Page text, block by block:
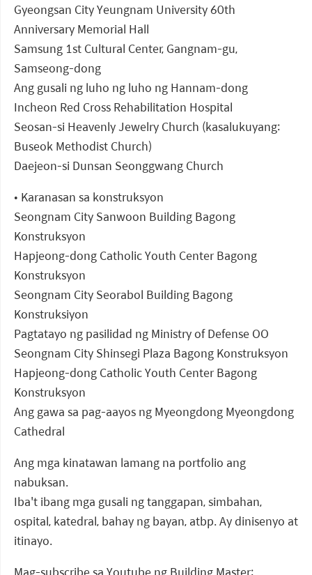
Gyeongsan City Yeungnam University 60th
Anniversary Memorial Hall
Samsung 1st Cultural Center, Gangnam-gu,
Samseong-dong
Ang gusali ng luho ng luho ng Hannam-dong
Incheon Red Cross Rehabilitation Hospital
Seosan-si Heavenly Jewelry Church (kasalukuyang:
Buseok Methodist Church)
Daejeon-si Dunsan Seonggwang Church
• Karanasan sa konstruksyon
Seongnam City Sanwoon Building Bagong
Konstruksyon
Hapjeong-dong Catholic Youth Center Bagong
Konstruksyon
Seongnam City Seorabol Building Bagong
Konstruksiyon
Pagtatayo ng pasilidad ng Ministry of Defense OO
Seongnam City Shinsegi Plaza Bagong Konstruksyon
Hapjeong-dong Catholic Youth Center Bagong
Konstruksyon
Ang gawa sa pag-aayos ng Myeongdong Myeongdong
Cathedral
Ang mga kinatawan lamang na portfolio ang
nabuksan.
Iba't ibang mga gusali ng tanggapan, simbahan,
ospital, katedral, bahay ng bayan, atbp. Ay dinisenyo at
itinayo.